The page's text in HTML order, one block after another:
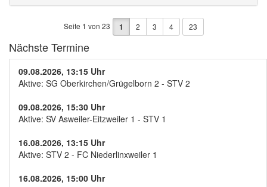
Seite 1 von 23 1 2 3 4 23
Nächste Termine
09.08.2026, 13:15 Uhr
Aktive: SG Oberkirchen/Grügelborn 2 - STV 2
09.08.2026, 15:30 Uhr
Aktive: SV Asweiler-Eitzweiler 1 - STV 1
16.08.2026, 13:15 Uhr
Aktive: STV 2 - FC Niederlinxweiler 1
16.08.2026, 15:00 Uhr